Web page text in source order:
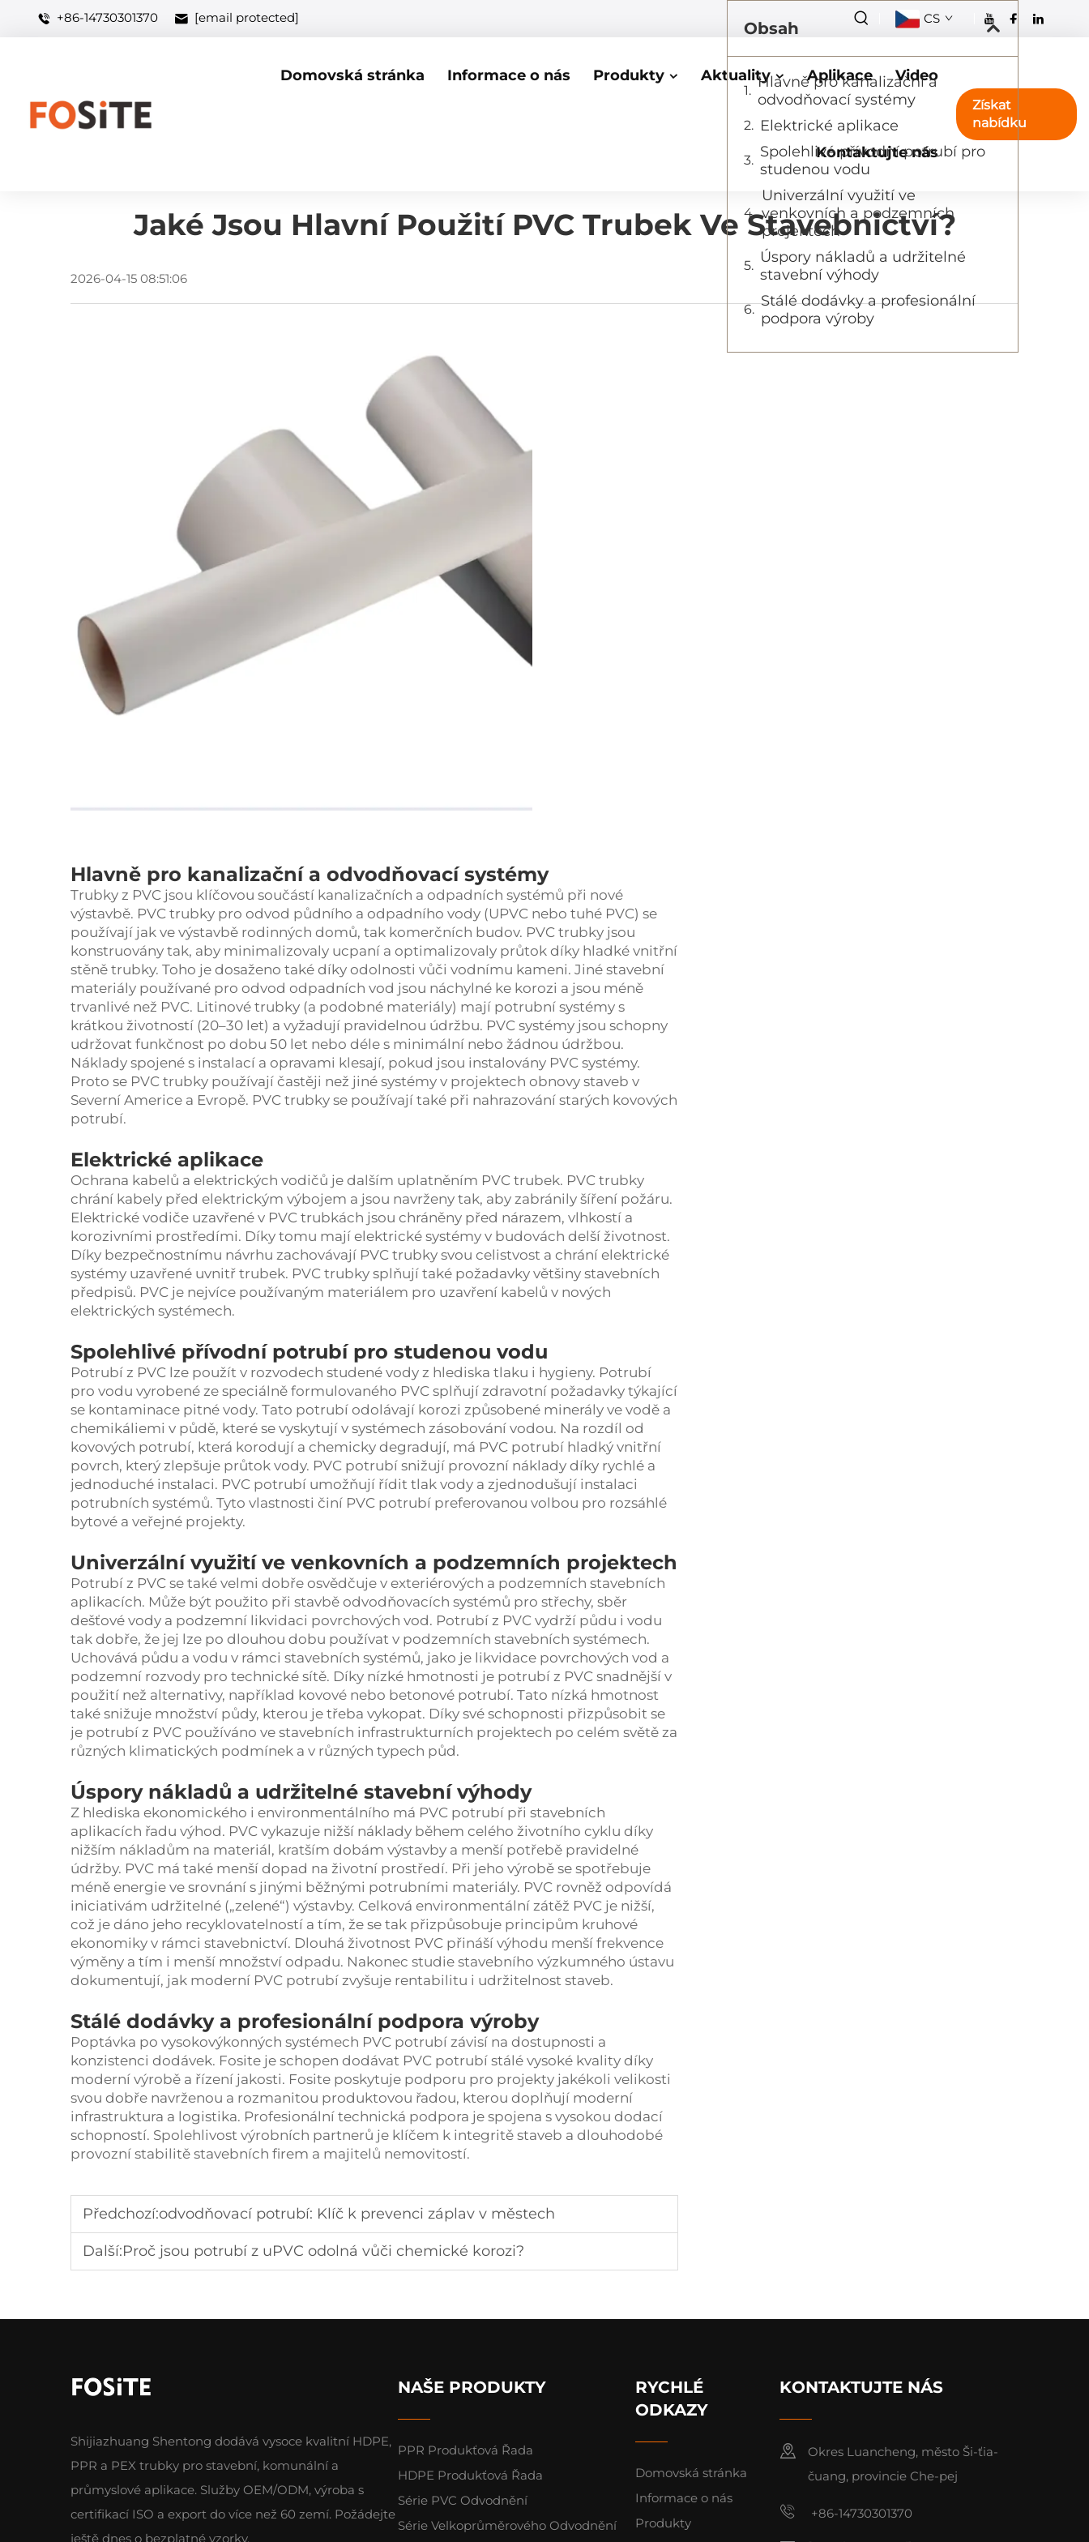
+86-14730301370 [email protected] CS
Domovská stránka Informace o nás Produkty Aktuality Aplikace Video
Kontaktujte nás
Získat
nabídku
Jaké Jsou Hlavní Použití PVC Trubek Ve Stavebnictví?
2026-04-15 08:51:06
Hlavně pro kanalizační a odvodňovací systémy
Trubky z PVC jsou klíčovou součástí kanalizačních a odpadních systémů při nové
výstavbě. PVC trubky pro odvod půdního a odpadního vody (UPVC nebo tuhé PVC) se
používají jak ve výstavbě rodinných domů, tak komerčních budov. PVC trubky jsou
konstruovány tak, aby minimalizovaly ucpaní a optimalizovaly průtok díky hladké vnitřní
stěně trubky. Toho je dosaženo také díky odolnosti vůči vodnímu kameni. Jiné stavební
materiály používané pro odvod odpadních vod jsou náchylné ke korozi a jsou méně
trvanlivé než PVC. Litinové trubky (a podobné materiály) mají potrubní systémy s
krátkou životností (20–30 let) a vyžadují pravidelnou údržbu. PVC systémy jsou schopny
udržovat funkčnost po dobu 50 let nebo déle s minimální nebo žádnou údržbou.
Náklady spojené s instalací a opravami klesají, pokud jsou instalovány PVC systémy.
Proto se PVC trubky používají častěji než jiné systémy v projektech obnovy staveb v
Severní Americe a Evropě. PVC trubky se používají také při nahrazování starých kovových
potrubí.
Elektrické aplikace
Ochrana kabelů a elektrických vodičů je dalším uplatněním PVC trubek. PVC trubky
chrání kabely před elektrickým výbojem a jsou navrženy tak, aby zabránily šíření požáru.
Elektrické vodiče uzavřené v PVC trubkách jsou chráněny před nárazem, vlhkostí a
korozivními prostředími. Díky tomu mají elektrické systémy v budovách delší životnost.
Díky bezpečnostnímu návrhu zachovávají PVC trubky svou celistvost a chrání elektrické
systémy uzavřené uvnitř trubek. PVC trubky splňují také požadavky většiny stavebních
předpisů. PVC je nejvíce používaným materiálem pro uzavření kabelů v nových
elektrických systémech.
Spolehlivé přívodní potrubí pro studenou vodu
Potrubí z PVC lze použít v rozvodech studené vody z hlediska tlaku i hygieny. Potrubí
pro vodu vyrobené ze speciálně formulovaného PVC splňují zdravotní požadavky týkající
se kontaminace pitné vody. Tato potrubí odolávají korozi způsobené minerály ve vodě a
chemikáliemi v půdě, které se vyskytují v systémech zásobování vodou. Na rozdíl od
kovových potrubí, která korodují a chemicky degradují, má PVC potrubí hladký vnitřní
povrch, který zlepšuje průtok vody. PVC potrubí snižují provozní náklady díky rychlé a
jednoduché instalaci. PVC potrubí umožňují řídit tlak vody a zjednodušují instalaci
potrubních systémů. Tyto vlastnosti činí PVC potrubí preferovanou volbou pro rozsáhlé
bytové a veřejné projekty.
Univerzální využití ve venkovních a podzemních projektech
Potrubí z PVC se také velmi dobře osvědčuje v exteriérových a podzemních stavebních
aplikacích. Může být použito při stavbě odvodňovacích systémů pro střechy, sběr
dešťové vody a podzemní likvidaci povrchových vod. Potrubí z PVC vydrží půdu i vodu
tak dobře, že jej lze po dlouhou dobu používat v podzemních stavebních systémech.
Uchovává půdu a vodu v rámci stavebních systémů, jako je likvidace povrchových vod a
podzemní rozvody pro technické sítě. Díky nízké hmotnosti je potrubí z PVC snadnější v
použití než alternativy, například kovové nebo betonové potrubí. Tato nízká hmotnost
také snižuje množství půdy, kterou je třeba vykopat. Díky své schopnosti přizpůsobit se
je potrubí z PVC používáno ve stavebních infrastrukturních projektech po celém světě za
různých klimatických podmínek a v různých typech půd.
Úspory nákladů a udržitelné stavební výhody
Z hlediska ekonomického i environmentálního má PVC potrubí při stavebních
aplikacích řadu výhod. PVC vykazuje nižší náklady během celého životního cyklu díky
nižším nákladům na materiál, kratším dobám výstavby a menší potřebě pravidelné
údržby. PVC má také menší dopad na životní prostředí. Při jeho výrobě se spotřebuje
méně energie ve srovnání s jinými běžnými potrubními materiály. PVC rovněž odpovídá
iniciativám udržitelné („zelené“) výstavby. Celková environmentální zátěž PVC je nižší,
což je dáno jeho recyklovatelností a tím, že se tak přizpůsobuje principům kruhové
ekonomiky v rámci stavebnictví. Dlouhá životnost PVC přináší výhodu menší frekvence
výměny a tím i menší množství odpadu. Nakonec studie stavebního výzkumného ústavu
dokumentují, jak moderní PVC potrubí zvyšuje rentabilitu i udržitelnost staveb.
Stálé dodávky a profesionální podpora výroby
Poptávka po vysokovýkonných systémech PVC potrubí závisí na dostupnosti a
konzistenci dodávek. Fosite je schopen dodávat PVC potrubí stálé vysoké kvality díky
moderní výrobě a řízení jakosti. Fosite poskytuje podporu pro projekty jakékoli velikosti
svou dobře navrženou a rozmanitou produktovou řadou, kterou doplňují moderní
infrastruktura a logistika. Profesionální technická podpora je spojena s vysokou dodací
schopností. Spolehlivost výrobních partnerů je klíčem k integritě staveb a dlouhodobé
provozní stabilitě stavebních firem a majitelů nemovitostí.
Předchozí:odvodňovací potrubí: Klíč k prevenci záplav v městech
Další:Proč jsou potrubí z uPVC odolná vůči chemické korozi?
Obsah
Hlavně pro kanalizační a
odvodňovací systémy
Elektrické aplikace
Spolehlivé přívodní potrubí pro
studenou vodu
Univerzální využití ve
venkovních a podzemních
projektech
Úspory nákladů a udržitelné
stavební výhody
Stálé dodávky a profesionální
podpora výroby
Shijiazhuang Shentong dodává vysoce kvalitní HDPE,
PPR a PEX trubky pro stavební, komunální a
průmyslové aplikace. Služby OEM/ODM, výroba s
certifikací ISO a export do více než 60 zemí. Požádejte
ještě dnes o bezplatné vzorky.
NAŠE PRODUKTY
PPR Produkťová Řada
HDPE Produkťová Řada
Série PVC Odvodnění
Série Velkoprůměrového Odvodnění
RYCHLÉ
ODKAZY
Domovská stránka
Informace o nás
Produkty
KONTAKTUJTE NÁS
Okres Luancheng, město Ši-ťia-
čuang, provincie Che-pej
+86-14730301370